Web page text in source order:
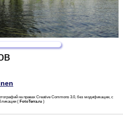
на правах Creative Commons 3.0, без модификации, с
( FotoTerra.ru )